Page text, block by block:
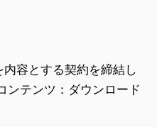
容とする契約を締結し
ンテンツ：ダウンロード